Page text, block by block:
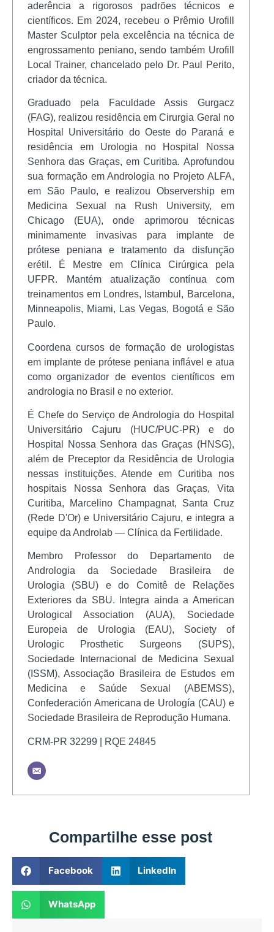
aderência a rigorosos padrões técnicos e
científicos. Em 2024, recebeu o Prêmio Urofill
Master Sculptor pela excelência na técnica de
engrossamento peniano, sendo também Urofill
Local Trainer, chancelado pelo Dr. Paul Perito,
criador da técnica.
Graduado pela Faculdade Assis Gurgacz
(FAG), realizou residência em Cirurgia Geral no
Hospital Universitário do Oeste do Paraná e
residência em Urologia no Hospital Nossa
Senhora das Graças, em Curitiba. Aprofundou
sua formação em Andrologia no Projeto ALFA,
em São Paulo, e realizou Observership em
Medicina Sexual na Rush University, em
Chicago (EUA), onde aprimorou técnicas
minimamente invasivas para implante de
prótese peniana e tratamento da disfunção
erétil. É Mestre em Clínica Cirúrgica pela
UFPR. Mantém atualização contínua com
treinamentos em Londres, Istambul, Barcelona,
Minneapolis, Miami, Las Vegas, Bogotá e São
Paulo.
Coordena cursos de formação de urologistas
em implante de prótese peniana inflável e atua
como organizador de eventos científicos em
andrologia no Brasil e no exterior.
É Chefe do Serviço de Andrologia do Hospital
Universitário Cajuru (HUC/PUC-PR) e do
Hospital Nossa Senhora das Graças (HNSG),
além de Preceptor da Residência de Urologia
nessas instituições. Atende em Curitiba nos
hospitais Nossa Senhora das Graças, Vita
Curitiba, Marcelino Champagnat, Santa Cruz
(Rede D'Or) e Universitário Cajuru, e integra a
equipe da Androlab — Clínica da Fertilidade.
Membro Professor do Departamento de
Andrologia da Sociedade Brasileira de
Urologia (SBU) e do Comitê de Relações
Exteriores da SBU. Integra ainda a American
Urological Association (AUA), Sociedade
Europeia de Urologia (EAU), Society of
Urologic Prosthetic Surgeons (SUPS),
Sociedade Internacional de Medicina Sexual
(ISSM), Associação Brasileira de Estudos em
Medicina e Saúde Sexual (ABEMSS),
Confederación Americana de Urología (CAU) e
Sociedade Brasileira de Reprodução Humana.
CRM-PR 32299 | RQE 24845
Compartilhe esse post
Facebook LinkedIn
WhatsApp